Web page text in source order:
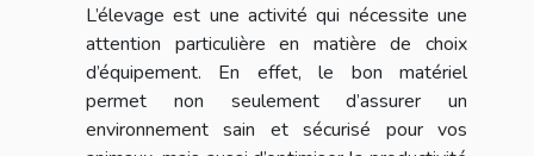
L’élevage est une activité qui nécessite une
attention particulière en matière de choix
d’équipement. En effet, le bon matériel
permet non seulement d’assurer un
environnement sain et sécurisé pour vos